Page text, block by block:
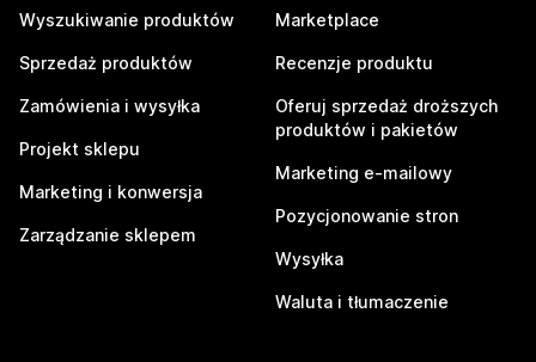
Wyszukiwanie produktów
Sprzedaż produktów
Zamówienia i wysyłka
Projekt sklepu
Marketing i konwersja
Zarządzanie sklepem
Marketplace
Recenzje produktu
Oferuj sprzedaż droższych
produktów i pakietów
Marketing e-mailowy
Pozycjonowanie stron
Wysyłka
Waluta i tłumaczenie